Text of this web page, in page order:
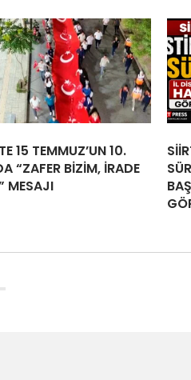
15 TEMMUZ’UN 10.
“ZAFER BİZİM, İRADE
MESAJI